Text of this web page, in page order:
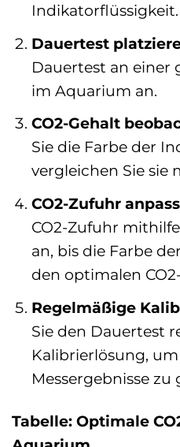
Indikatorflüssigkeit.
Dauertest
Dauertest an einer
im Aquarium an.
CO2-Gehalt
Sie die Farbe der
vergleichen Sie sie
CO2-Zufuhr
CO2-Zufuhr
an, bis die Farbe
den optimalen
Regelmäßige
Sie den Dauertest
Kalibrierlösung,
Messergebnisse zu
Tabelle: Optimale